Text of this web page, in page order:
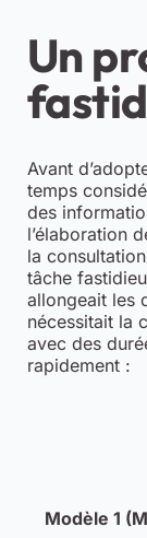
Un
Avant
temps
des
l’élaboration
la
tâche
allongeait les
nécessitait la
avec des
rapidement :
Modèle 1